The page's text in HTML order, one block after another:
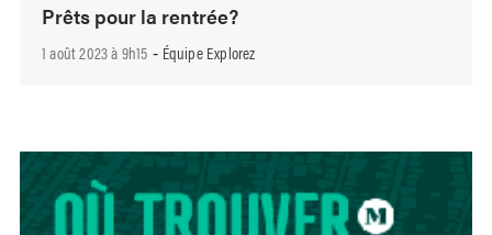
Prêts pour la rentrée?
1 août 2023 à 9h15 - Équipe Explorez